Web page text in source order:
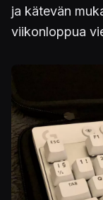
ja kätevän
viikonloppua